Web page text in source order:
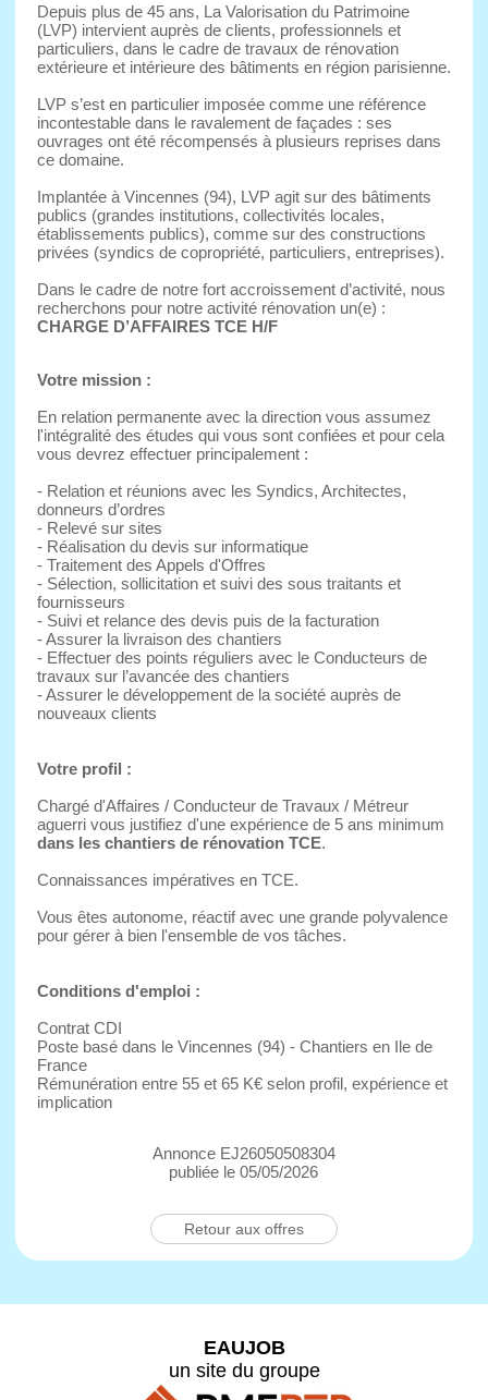
Depuis plus de 45 ans, La Valorisation du Patrimoine
(LVP) intervient auprès de clients, professionnels et
particuliers, dans le cadre de travaux de rénovation
extérieure et intérieure des bâtiments en région parisienne.
LVP s’est en particulier imposée comme une référence
incontestable dans le ravalement de façades : ses
ouvrages ont été récompensés à plusieurs reprises dans
ce domaine.
Implantée à Vincennes (94), LVP agit sur des bâtiments
publics (grandes institutions, collectivités locales,
établissements publics), comme sur des constructions
privées (syndics de copropriété, particuliers, entreprises).
Dans le cadre de notre fort accroissement d’activité, nous
recherchons pour notre activité rénovation un(e) :
CHARGE D’AFFAIRES TCE H/F
Votre mission :
En relation permanente avec la direction vous assumez
l'intégralité des études qui vous sont confiées et pour cela
vous devrez effectuer principalement :
- Relation et réunions avec les Syndics, Architectes,
donneurs d’ordres
- Relevé sur sites
- Réalisation du devis sur informatique
- Traitement des Appels d'Offres
- Sélection, sollicitation et suivi des sous traitants et
fournisseurs
- Suivi et relance des devis puis de la facturation
- Assurer la livraison des chantiers
- Effectuer des points réguliers avec le Conducteurs de
travaux sur l’avancée des chantiers
- Assurer le développement de la société auprès de
nouveaux clients
Votre profil :
Chargé d'Affaires / Conducteur de Travaux / Métreur
aguerri vous justifiez d'une expérience de 5 ans minimum
dans les chantiers de rénovation TCE.
Connaissances impératives en TCE.
Vous êtes autonome, réactif avec une grande polyvalence
pour gérer à bien l'ensemble de vos tâches.
Conditions d'emploi :
Contrat CDI
Poste basé dans le Vincennes (94) - Chantiers en Ile de
France
Rémunération entre 55 et 65 K€ selon profil, expérience et
implication
Annonce EJ26050508304
publiée le 05/05/2026
Retour aux offres
EAUJOB
un site du groupe